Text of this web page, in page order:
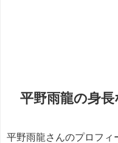
平野雨龍の身
平野雨龍さんのプロフィ